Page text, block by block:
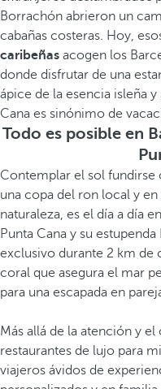
Borrachón abrieron un
cabañas costeras. Hoy,
caribeñas acogen los
donde disfrutar de una
ápice de la esencia isleña
Cana es sinónimo de
Todo es posible en
Contemplar el sol fundirse
una copa del ron local y
naturaleza, es el día a día
Punta Cana y su
exclusivo durante 2 km de
coral que asegura el mar
para una escapada en
Más allá de la atención y
restaurantes de lujo para
viajeros ávidos de